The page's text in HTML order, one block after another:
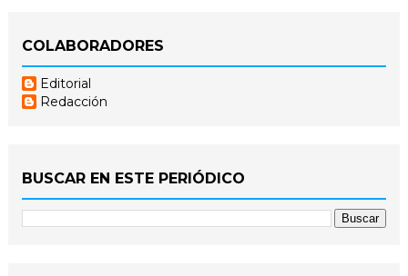
COLABORADORES
Editorial
Redacción
BUSCAR EN ESTE PERIÓDICO